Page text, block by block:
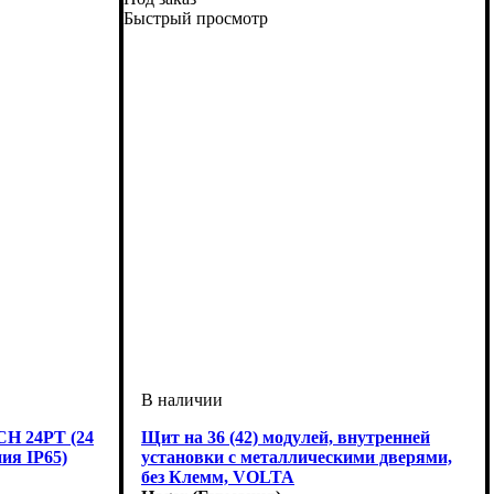
24PT (24
IP65)
Быстрый просмотр
Щит на 36 (42) модулей, внутренней
установки с металлическими дверями,
без Клемм, VOLTA